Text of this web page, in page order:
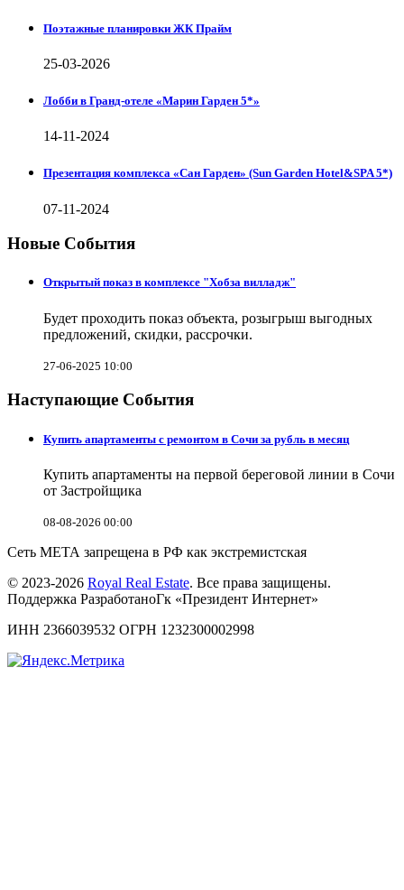
Поэтажные планировки ЖК Прайм
25-03-2026
Лобби в Гранд-отеле «Марин Гарден 5*»
14-11-2024
Презентация комплекса «Сан Гарден» (Sun Garden Hotel&SPA 5*)
07-11-2024
Новые События
Открытый показ в комплексе "Хобза вилладж"
Будет проходить показ объекта, розыгрыш выгодных
предложений, скидки, рассрочки.
27-06-2025 10:00
Наступающие События
Купить апартаменты с ремонтом в Сочи за рубль в месяц
Купить апартаменты на первой береговой линии в Сочи
от Застройщика
08-08-2026 00:00
Сеть МЕТА запрещена в РФ как экстремистская
© 2023-2026 Royal Real Estate. Все права защищены.
Поддержка РазработаноГк «Президент Интернет»
ИНН 2366039532 ОГРН 1232300002998